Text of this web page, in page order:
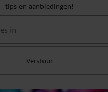
tips en aanbiedingen!
Verstuur